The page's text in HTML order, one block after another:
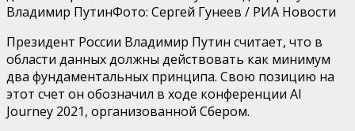
Владимир ПутинФото: Сергей Гунеев / РИА Новости
Президент России Владимир Путин считает, что в
области данных должны действовать как минимум
два фундаментальных принципа. Свою позицию на
этот счет он обозначил в ходе конференции AI
Journey 2021, организованной Сбером.